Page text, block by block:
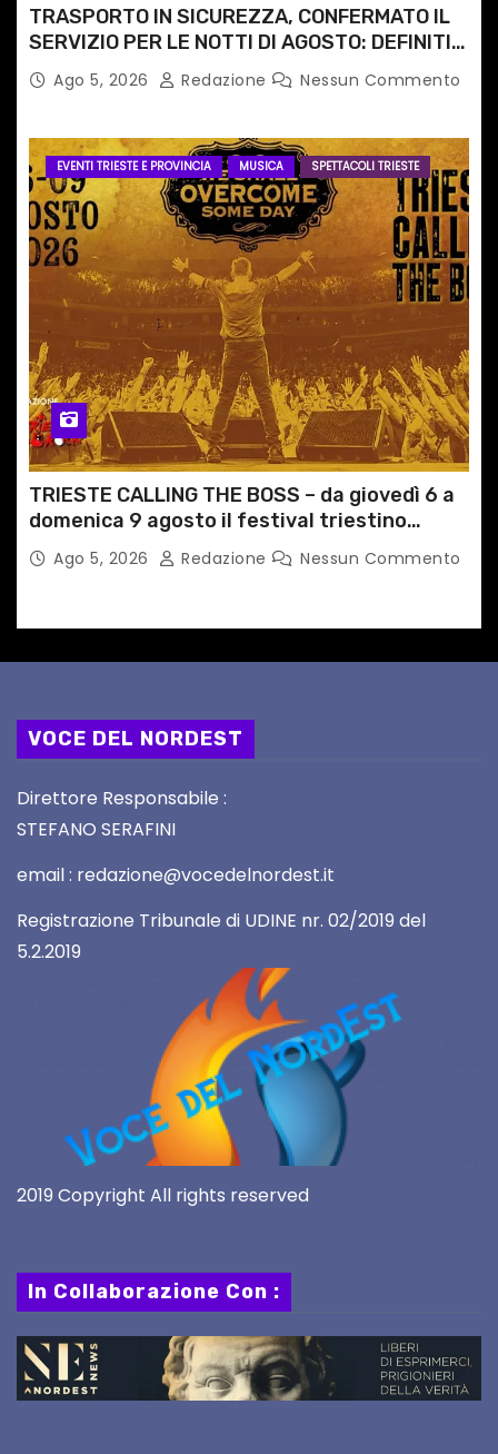
TRASPORTO IN SICUREZZA, CONFERMATO IL
SERVIZIO PER LE NOTTI DI AGOSTO: DEFINITI
PERCORSI, FERMATE E ORARIO
Ago 5, 2026 Redazione Nessun Commento
EVENTI TRIESTE E PROVINCIA MUSICA SPETTACOLI TRIESTE
TRIESTE CALLING THE BOSS – da giovedì 6 a
domenica 9 agosto il festival triestino
dedicato a Springsteen
Ago 5, 2026 Redazione Nessun Commento
VOCE DEL NORDEST
Direttore Responsabile :
STEFANO SERAFINI
email : redazione@vocedelnordest.it
Registrazione Tribunale di UDINE nr. 02/2019 del
5.2.2019
2019 Copyright All rights reserved
In Collaborazione Con :